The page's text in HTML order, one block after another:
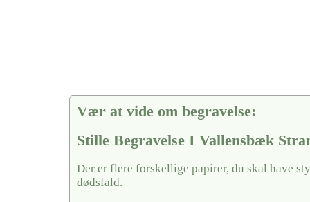
Vær at vide om begravelse:
Stille Begravelse I Vallensbæk
Der er flere forskellige papirer, du skal have
dødsfald.